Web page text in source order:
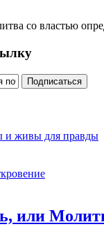
со властью
и живы для правды
или